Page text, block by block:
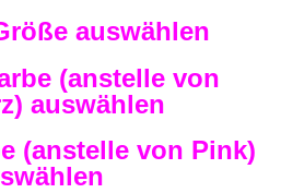
auswählen
(anstelle von
auswählen
(anstelle von Pink)